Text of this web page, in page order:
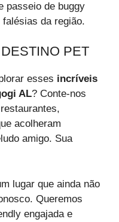
passeio de buggy
da região.
PET
esses incríveis
AL? Conte-nos
acolheram
amigo. Sua
lugar que ainda não
Queremos
engajada e